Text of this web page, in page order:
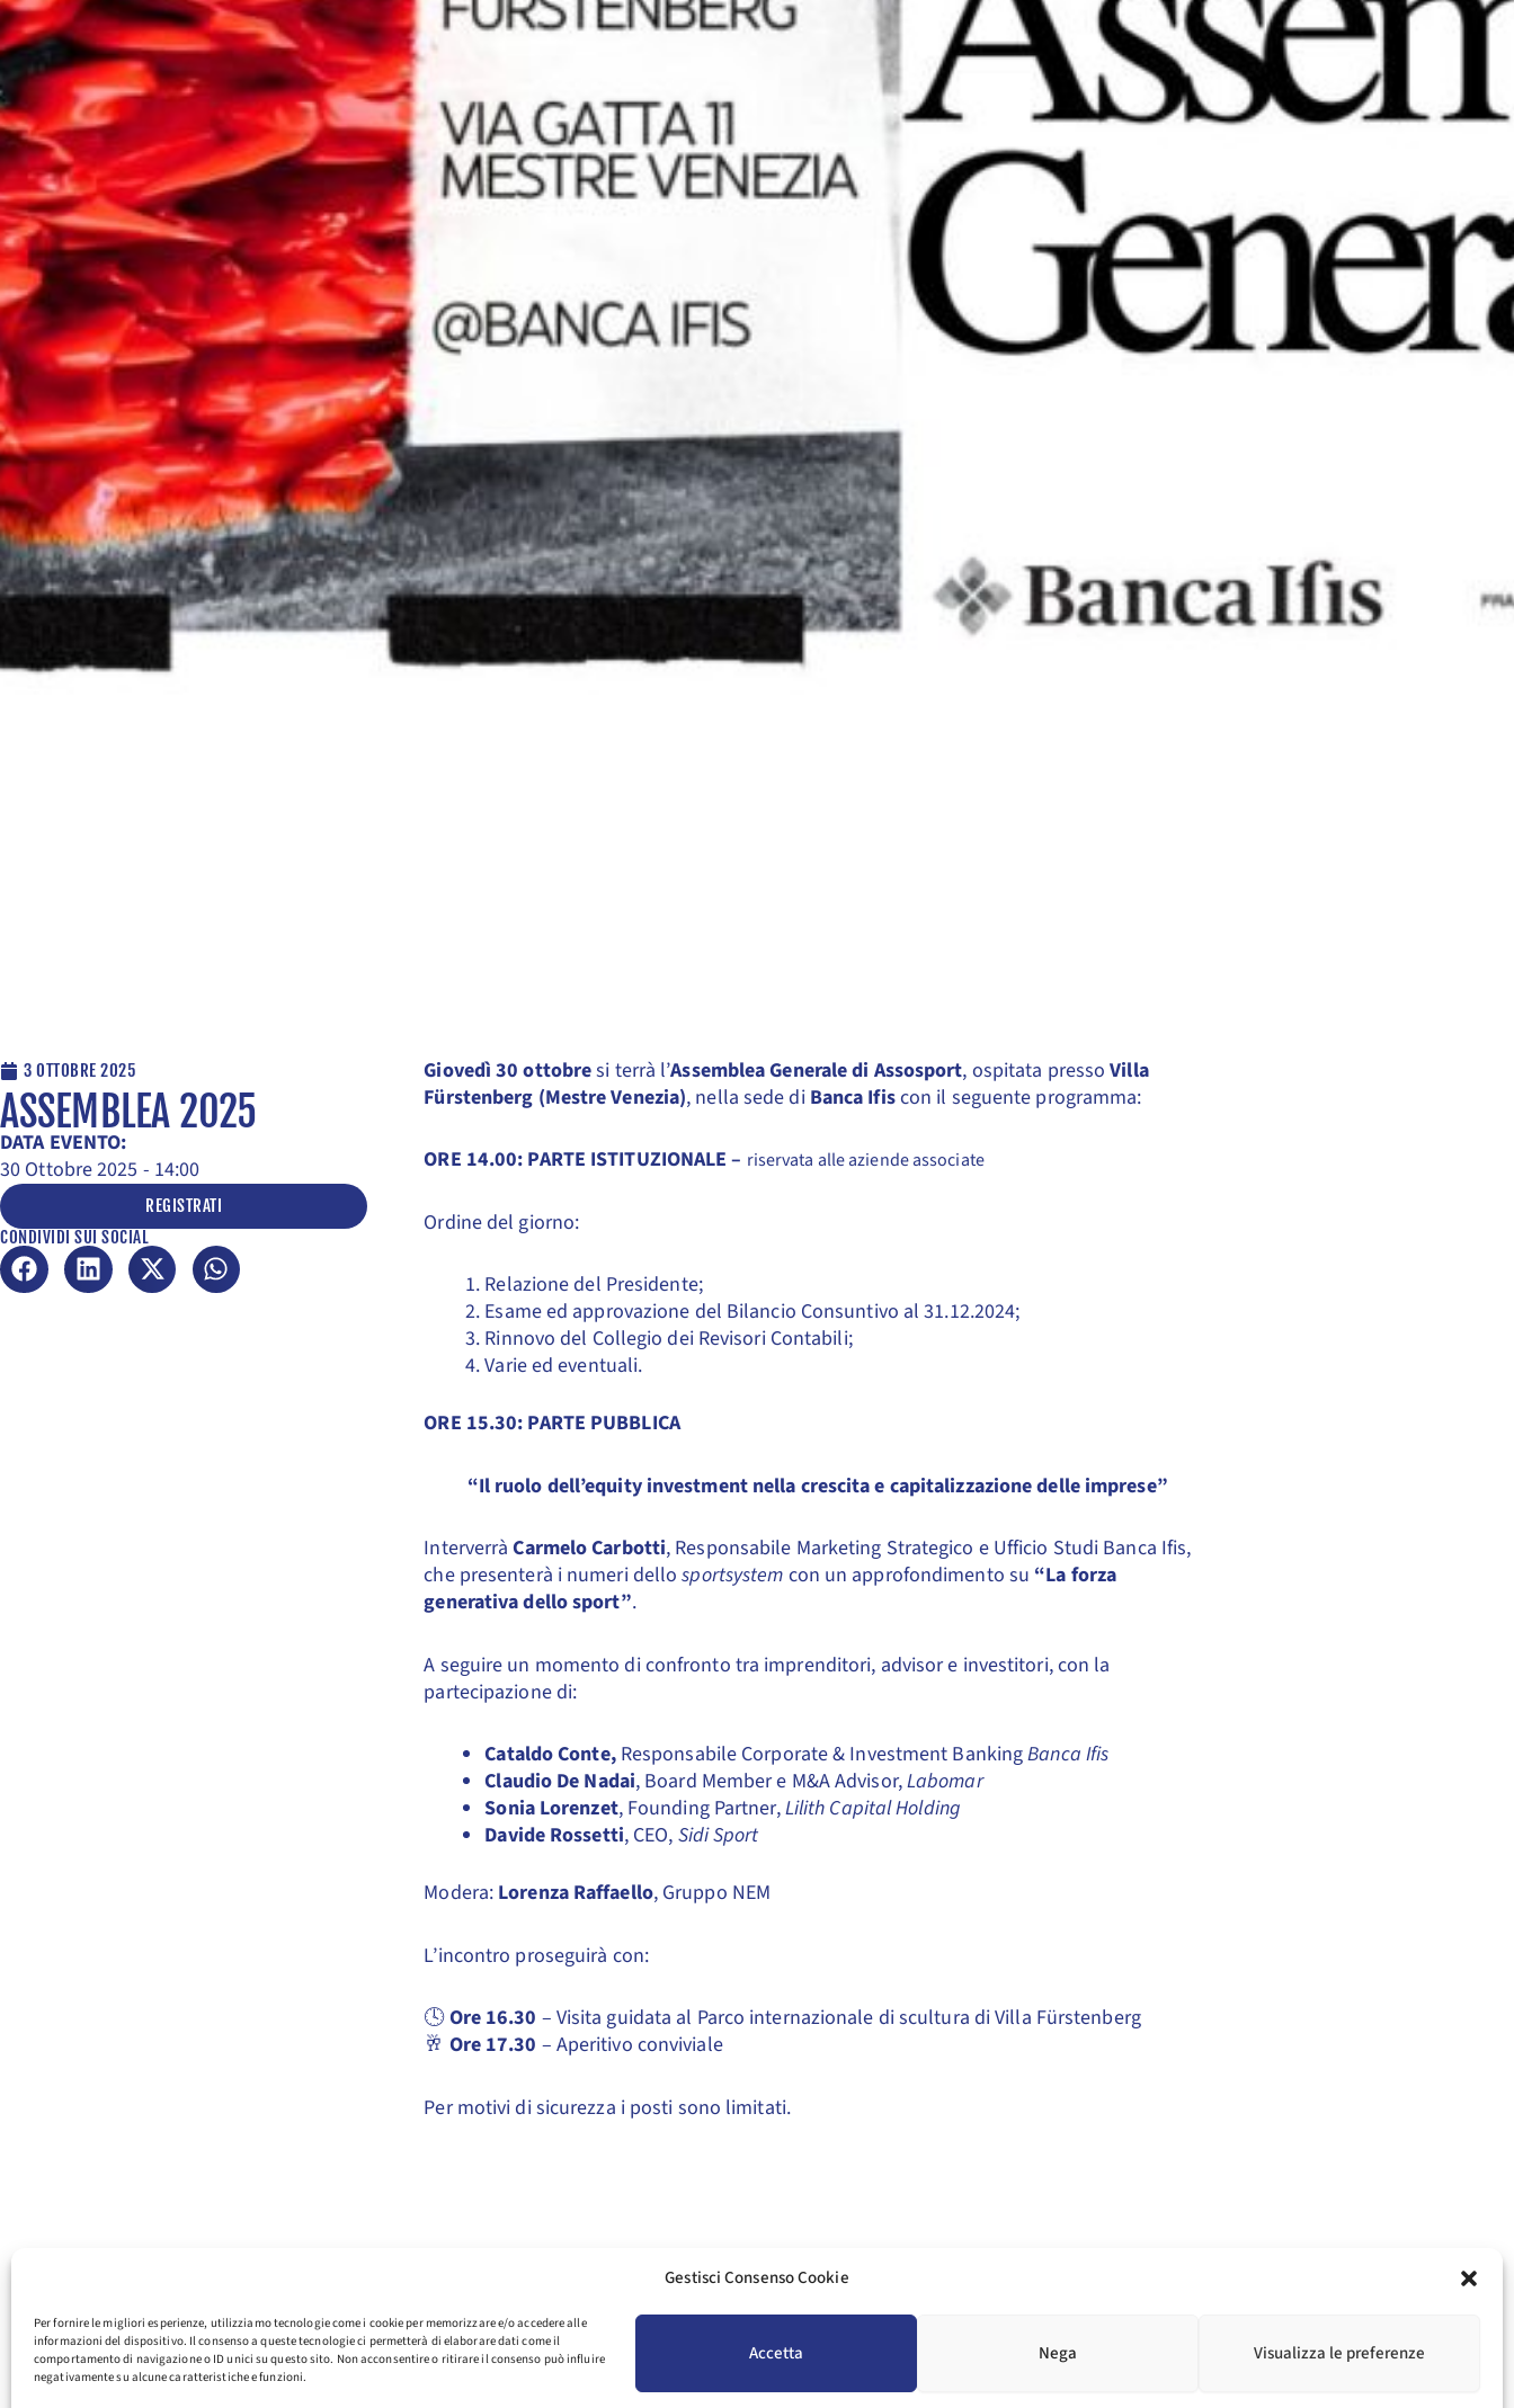
Gestisci Consenso Cookie
Per fornire le migliori esperienze, utilizziamo tecnologie come i cookie per memorizzare e/o accedere alle
informazioni del dispositivo. Il consenso a queste tecnologie ci permetterà di elaborare dati come il
comportamento di navigazione o ID unici su questo sito. Non acconsentire o ritirare il consenso può influire
negativamente su alcune caratteristiche e funzioni.
Accetta Nega Visualizza le preferenze
3 OTTOBRE 2025
ASSEMBLEA 2025
DATA EVENTO:
30 Ottobre 2025 - 14:00
REGISTRATI
CONDIVIDI SUI SOCIAL
Giovedì 30 ottobresi terrà l’Assemblea Generale di Assosport, ospitata pressoVilla
Fürstenberg (Mestre Venezia), nella sede di Banca Ifiscon il seguente programma:
ORE 14.00: PARTE ISTITUZIONALE – riservata alle aziende associate
Ordine del giorno:
Relazione del Presidente;
Esame ed approvazione del Bilancio Consuntivo al 31.12.2024;
Rinnovo del Collegio dei Revisori Contabili;
Varie ed eventuali.
ORE 15.30: PARTE PUBBLICA
“Il ruolo dell’equity investment nella crescitae capitalizzazione delle imprese”
InterverràCarmelo Carbotti, Responsabile Marketing Strategico e Ufficio Studi Banca Ifis,
che presenterà i numeri dellosportsystem con un approfondimento su “La forza
generativa dello sport”.
A seguire un momento di confronto tra imprenditori, advisor e investitori, con la
partecipazione di:
Cataldo Conte, Responsabile Corporate & Investment BankingBanca Ifis
Claudio De Nadai, Board Member e M&A Advisor,Labomar
Sonia Lorenzet, Founding Partner,Lilith Capital Holding
Davide Rossetti, CEO, Sidi Sport
Modera: Lorenza Raffaello, Gruppo NEM
L’incontro proseguirà con:
🕓Ore 16.30 – Visita guidata al Parco internazionale di scultura di Villa Fürstenberg
🥂 Ore 17.30 – Aperitivo conviviale
Per motivi di sicurezza i posti sono limitati.
ALLEGATI